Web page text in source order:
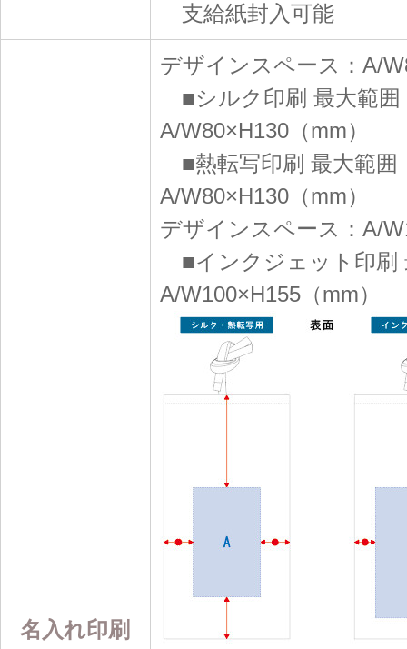
支給紙封入可能
名入れ印刷
デザインスペース：A/
■シルク印刷 最大範囲
A/W80×H130（mm）
■熱転写印刷 最大範囲
A/W80×H130（mm）
デザインスペース：A/
■インクジェット印刷
A/W100×H155（mm）